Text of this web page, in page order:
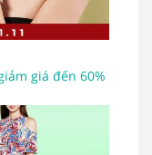
giá đến 60%